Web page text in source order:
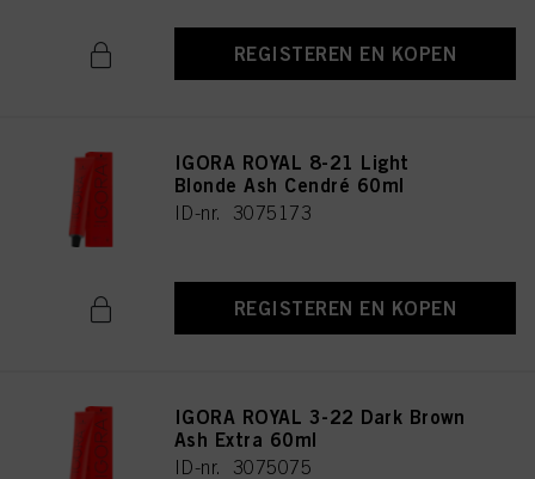
REGISTEREN EN KOPEN
IGORA ROYAL 8-21 Light
Blonde Ash Cendré 60ml
ID-nr. 3075173
REGISTEREN EN KOPEN
IGORA ROYAL 3-22 Dark Brown
Ash Extra 60ml
ID-nr. 3075075